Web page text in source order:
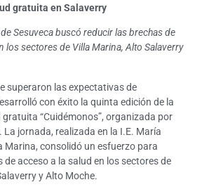
gratuita en Salaverry
Sesuveca buscó reducir las brechas de
los sectores de Villa Marina, Alto Salaverry
superaron las expectativas de
con éxito la quinta edición de la
“Cuidémonos”, organizada por
La jornada, realizada en la I.E. María
Marina, consolidó un esfuerzo para
de acceso a la salud en los sectores de
y Alto Moche.